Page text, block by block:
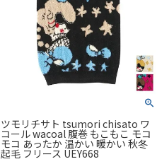
ツモリチサト tsumori chisato ワ
コール wacoal 腹巻 もこもこ モコ
モコ あったか 温かい 暖かい 秋冬
起毛 フリース UEY668